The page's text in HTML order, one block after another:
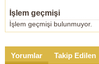
İşlem geçmişi
İşlem geçmişi bulunmuyor.
Yorumlar Takip Edilen